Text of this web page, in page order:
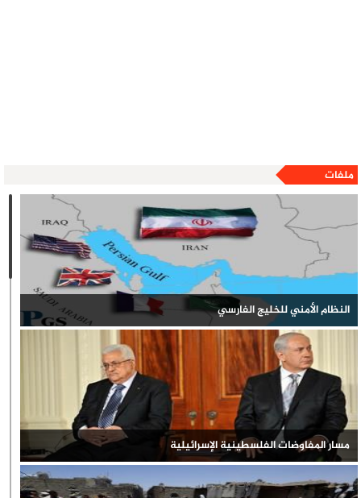
ملفات
النظام الأمني للخليج الفارسي
مسار المفاوضات الفلسطينية الإسرائيلية